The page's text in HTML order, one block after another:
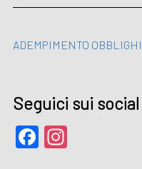
ADEMPIMENTO
Seguici sui social
Facebook